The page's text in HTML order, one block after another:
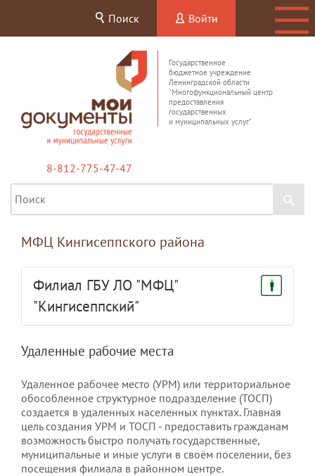
Поиск Войти
Государственное
бюджетное учреждение
Ленинградской области
"Многофункциональный центр
предоставления
государственных
и муниципальных услуг"
8-812-775-47-47
МФЦ Кингисеппского района
Филиал ГБУ ЛО "МФЦ"
"Кингисеппский"
Удаленные рабочие места
Удаленное рабочее место (УРМ) или территориальное
обособленное структурное подразделение (ТОСП)
создается в удаленных населенных пунктах. Главная
цель создания УРМ и ТОСП - предоставить гражданам
возможность быстро получать государственные,
муниципальные и иные услуги в своём поселении, без
посещения филиала в районном центре.